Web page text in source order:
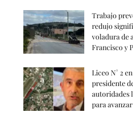
Trabajo
redujo
voladura de
Francisco y
Liceo N° 2
presidente
autoridades
para